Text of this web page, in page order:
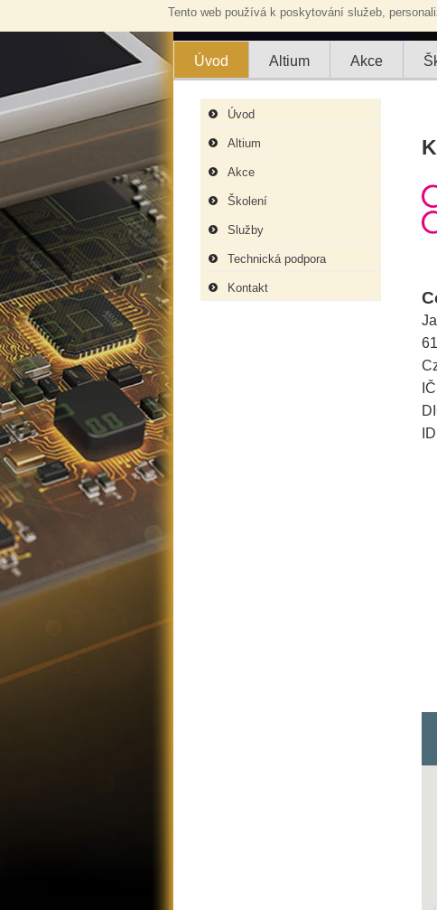
Tento web používá k poskytování služeb,
Úvod Altium Akce
Úvod
Altium
Akce
Školení
Služby
Technická podpora
Kontakt